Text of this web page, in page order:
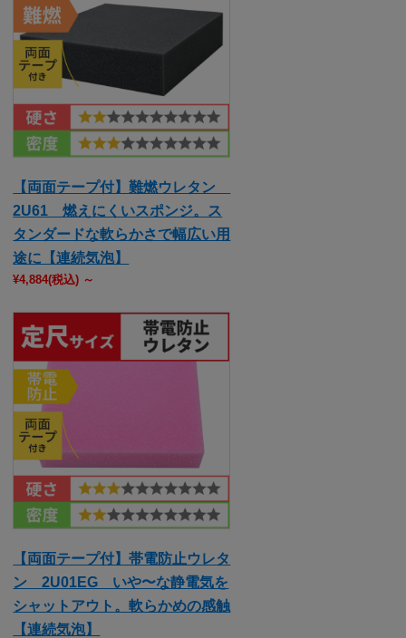
【両面テープ付】難燃ウレタン
2U61 燃えにくいスポンジ。ス
タンダードな軟らかさで幅広い用
途に【連続気泡】
¥4,884(税込) ～
【両面テープ付】帯電防止ウレタ
ン 2U01EG いや〜な静電気を
シャットアウト。軟らかめの感触
【連続気泡】